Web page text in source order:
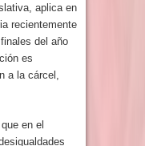
aplica en
recientemente
del año
es
a la cárcel,
en el